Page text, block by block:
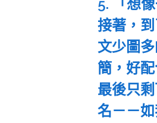
5. 「想
接著，
文少圖
簡，好
最後只
名－－